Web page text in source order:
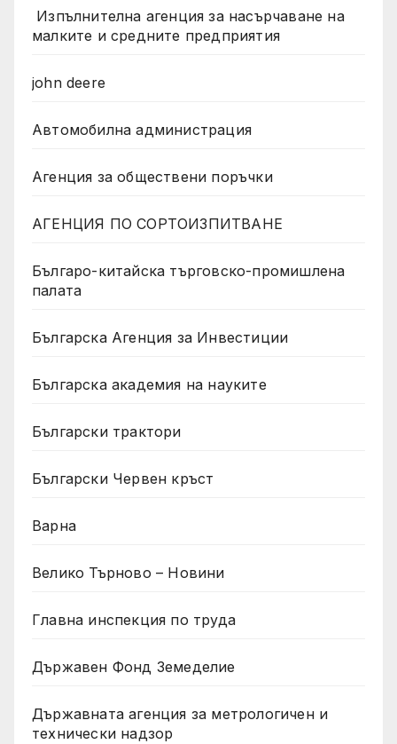
Изпълнителна агенция за насърчаване на
малките и средните предприятия
john deere
Автомобилна администрация
Агенция за обществени поръчки
АГЕНЦИЯ ПО СОРТОИЗПИТВАНЕ
Българо-китайска търговско-промишлена
палата
Българска Агенция за Инвестиции
Българска академия на науките
Български трактори
Български Червен кръст
Варна
Велико Търново – Новини
Главна инспекция по труда
Държавен Фонд Земеделие
Държавната агенция за метрологичен и
технически надзор